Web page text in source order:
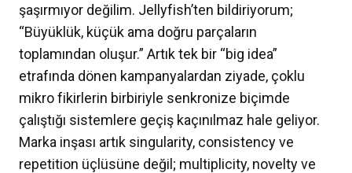
şaşırmıyor değilim. Jellyfish’ten bildiriyorum;
“Büyüklük, küçük ama doğru parçaların
toplamından oluşur.” Artık tek bir “big idea”
etrafında dönen kampanyalardan ziyade, çoklu
mikro fikirlerin birbiriyle senkronize biçimde
çalıştığı sistemlere geçiş kaçınılmaz hale geliyor.
Marka inşası artık singularity, consistency ve
repetition üçlüsüne değil; multiplicity, novelty ve